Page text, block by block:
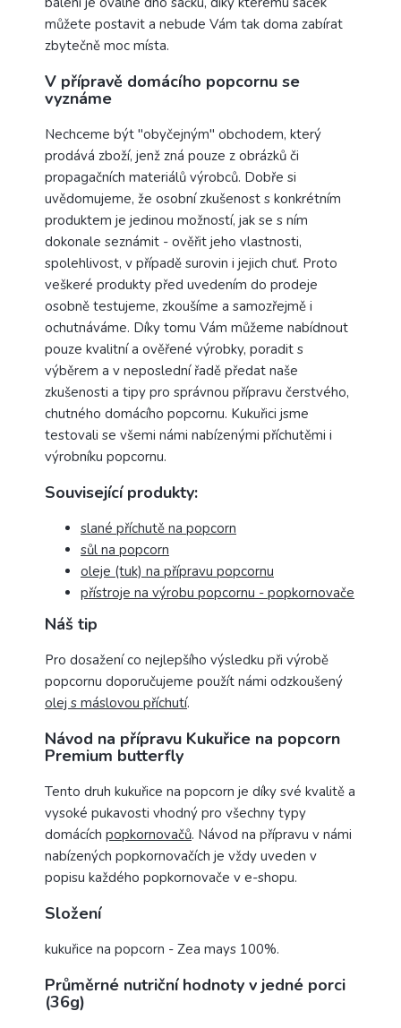
můžete postavit a nebude Vám tak doma zabírat
zbytečně moc místa.
V přípravě domácího popcornu se
vyznáme
Nechceme být "obyčejným" obchodem, který
prodává zboží, jenž zná pouze z obrázků či
propagačních materiálů výrobců. Dobře si
uvědomujeme, že osobní zkušenost s konkrétním
produktem je jedinou možností, jak se s ním
dokonale seznámit - ověřit jeho vlastnosti,
spolehlivost, v případě surovin i jejich chuť. Proto
veškeré produkty před uvedením do prodeje
osobně testujeme, zkoušíme a samozřejmě i
ochutnáváme. Díky tomu Vám můžeme nabídnout
pouze kvalitní a ověřené výrobky, poradit s
výběrem a v neposlední řadě předat naše
zkušenosti a tipy pro správnou přípravu čerstvého,
chutného domácího popcornu. Kukuřici jsme
testovali se všemi námi nabízenými příchutěmi i
výrobníku popcornu.
Související produkty:
slané příchutě na popcorn
sůl na popcorn
oleje (tuk) na přípravu popcornu
přístroje na výrobu popcornu - popkornovače
Náš tip
Pro dosažení co nejlepšího výsledku při výrobě
popcornu doporučujeme použít námi odzkoušený
olej s máslovou příchutí.
Návod na přípravu Kukuřice na popcorn
Premium butterfly
Tento druh kukuřice na popcorn je díky své kvalitě a
vysoké pukavosti vhodný pro všechny typy
domácích popkornovačů. Návod na přípravu v námi
nabízených popkornovačích je vždy uveden v
popisu každého popkornovače v e-shopu.
Složení
kukuřice na popcorn - Zea mays 100%.
Průměrné nutriční hodnoty v jedné porci
(36g)